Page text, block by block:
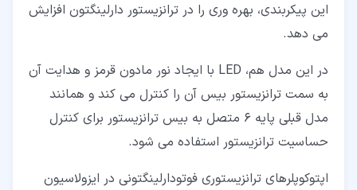
این پیکربندی، بهره وری را در ترانزیستور دارلینگتون افزایش
می دهد.
در این مدل هم، LED با ایجاد نور مادون قرمز و هدایت آن
به سمت ترانزیستور بیس آن را کنترل می کند و همانند
مدل قبلی پایه 6 متصل به بیس ترانزیستور برای کنترل
حساسیت ترانزیستور استفاده می شود.
اپتوکوپلرهای ترانزیستوری فوتودارلینگتونی در ایزولاسیون